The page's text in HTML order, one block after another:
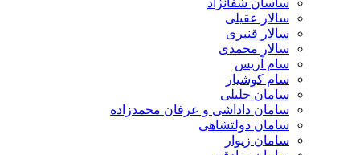
سالار عقیلی
سالار قنبری
سالار محمدی
سام آریس
سام کوشیار
سامان جلیلی
سامان داداشی و عرفان محمدزاده
سامان دولتشاهی
سامان زیوار